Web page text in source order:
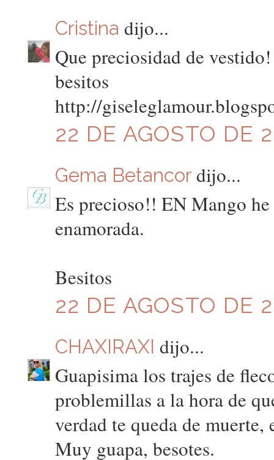
Cristina dijo...
Que preciosidad de vestido!
besitos
http://
22 DE AGOSTO DE
Gema Betancor dijo...
Es precioso!! EN Mango
enamorada.
Besitos
22 DE AGOSTO DE
CHAXIRAXI dijo...
Guapisima los trajes de
problemillas a la hora de
verdad te queda de
Muy guapa, besotes.